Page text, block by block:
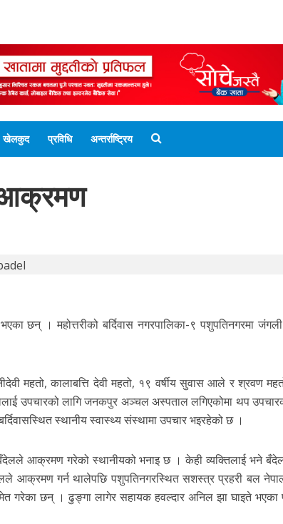
खेलकुद प्रविधि अन्तर्राष्ट्रिय
आक्रमण
छन् । महोत्तरीको बर्दिवास नगरपालिका-९ पशुपतिनगरमा
महतो, कालाबत्ति देवी महतो, १९ वर्षीय सुवास आले र श्रवण
उपचारको लागि जनकपुर अञ्चल अस्पताल लगिएकोमा थप
स्थानीय स्वास्थ्य संस्थामा उपचार भइरहेको छ ।
बँदेलले आक्रमण गरेको स्थानीयको भनाइ छ । केही व्यक्तिलाई भने
आक्रमण गर्न थालेपछि पशुपतिनगरस्थित सशस्त्र प्रहरी बल
छन् । ढुङ्गा लागेर सहायक हवल्दार अनिल झा घाइते भएका